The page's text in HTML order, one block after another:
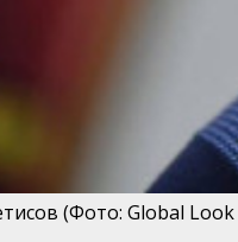
(Фото: Global Look